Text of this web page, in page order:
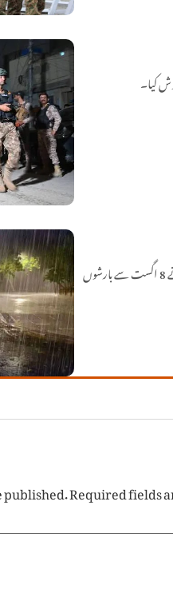
ملک بھر میں جاری مون سون بارشوں سے ہلاکتوں کی تعداد 151 تک پہنچ گئی جبکہ 448 افراد زخمی ہوئے ہیں۔ این ڈی ایم اے نے 8 اگست سے بارشوں
Required fields